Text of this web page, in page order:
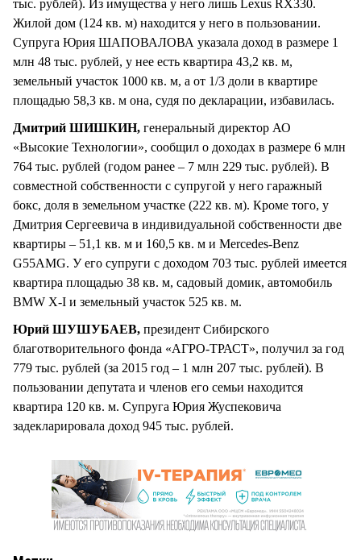
тыс. рублей). Из имущества у него лишь Lexus RХ330.
Жилой дом (124 кв. м) находится у него в пользовании.
Супруга Юрия ШАПОВАЛОВА указала доход в размере 1
млн 48 тыс. рублей, у нее есть квартира 43,2 кв. м,
земельный участок 1000 кв. м, а от 1/3 доли в квартире
площадью 58,3 кв. м она, судя по декларации, избавилась.
Дмитрий ШИШКИН, генеральный директор АО
«Высокие Технологии», сообщил о доходах в размере 6 млн
764 тыс. рублей (годом ранее – 7 млн 229 тыс. рублей). В
совместной собственности с супругой у него гаражный
бокс, доля в земельном участке (222 кв. м). Кроме того, у
Дмитрия Сергеевича в индивидуальной собственности две
квартиры – 51,1 кв. м и 160,5 кв. м и Mercedes-Вenz
G55АМG. У его супруги с доходом 703 тыс. рублей имеется
квартира площадью 38 кв. м, садовый домик, автомобиль
BMW X-I и земельный участок 525 кв. м.
Юрий ШУШУБАЕВ, президент Сибирского
благотворительного фонда «АГРО-ТРАСТ», получил за год
779 тыс. рублей (за 2015 год – 1 млн 207 тыс. рублей). В
пользовании депутата и членов его семьи находится
квартира 120 кв. м. Супруга Юрия Жуспековича
задекларировала доход 945 тыс. рублей.